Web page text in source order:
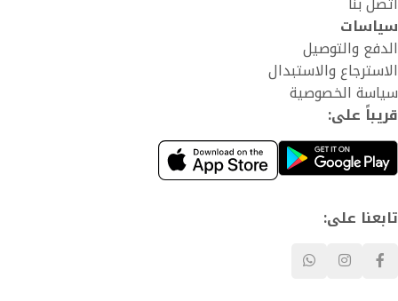
سياسات
الدفع والتوصيل
الاسترجاع والاستبدال
سياسة الخصوصية
قريباً على:
تابعنا على: